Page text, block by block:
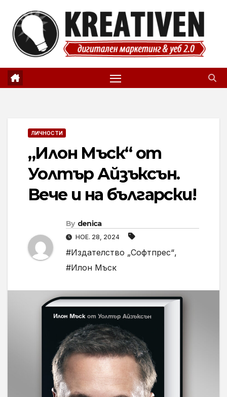
content
ЛИЧНОСТИ
„Илон Мъск“ от
Уолтър Айзъксън.
Вече и на български!
By denica
НОЕ. 28, 2024
#Издателство „Софтпрес“,
#Илон Мъск